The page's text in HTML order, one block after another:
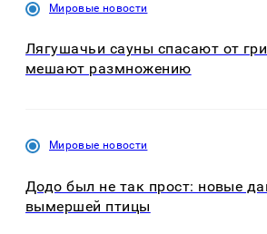
Мировые новости
Лягушачьи сауны спасают от
мешают размножению
Мировые новости
Додо был не так прост: новые
вымершей птицы